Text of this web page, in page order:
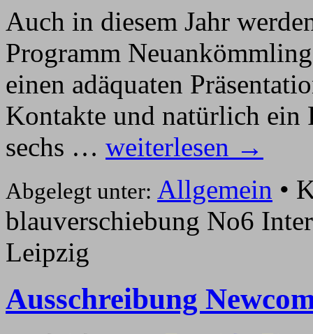
Auch in diesem Jahr
Programm
einen adäquaten
Kontakte und natürlich ein
sechs … weiterlesen →
Abgelegt unter: Allgemein •
blauverschiebung No6
Leipzig
Ausschreibung